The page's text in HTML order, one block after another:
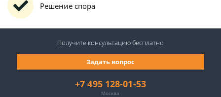
Решение спора
+7 495 128-01-53
Москва
Задать вопрос
Получите консультациюбесплатно